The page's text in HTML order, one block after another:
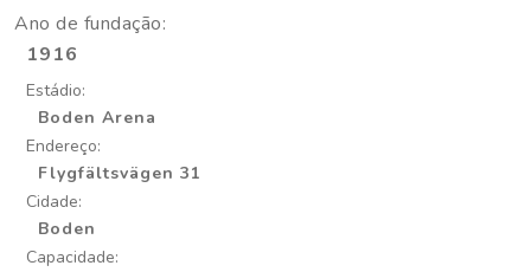
Ano de fundação:
1916
Estádio:
Boden Arena
Endereço:
Flygfältsvägen 31
Cidade:
Boden
Capacidade: